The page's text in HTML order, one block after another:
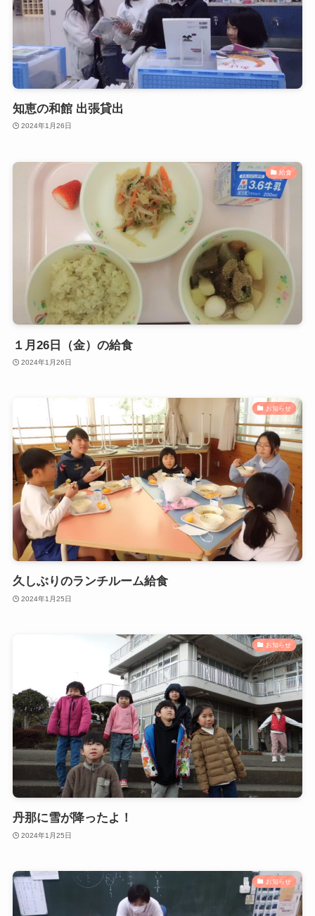
知恵の和館 出張貸出
2024年1月26日
給食
１月26日（金）の給食
2024年1月26日
お知らせ
久しぶりのランチルーム給食
2024年1月25日
お知らせ
丹那に雪が降ったよ！
2024年1月25日
お知らせ